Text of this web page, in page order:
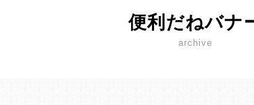
便利だねバナ
archive